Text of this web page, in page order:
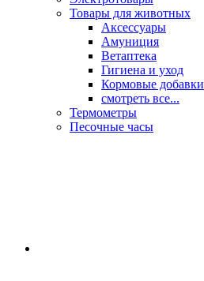
Товары для животных
Аксессуары
Амуниция
Ветаптека
Гигиена и уход
Кормовые добавки
смотреть все...
Термометры
Песочные часы